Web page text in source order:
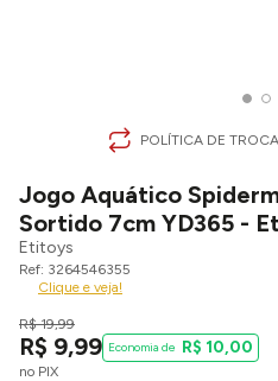
POLÍTICA DE
Jogo Aquático
Sortido 7cm YD365 -
Etitoys
3264546355
Clique e veja!
R$ 19,99
R$ 9,99
no PIX
R$ 10,00